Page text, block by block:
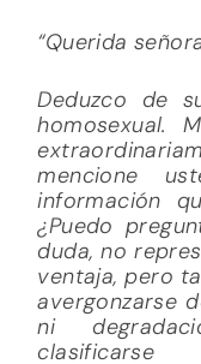
“Querida
Deduzco de
homosexual.
mencione
información
¿Puedo
duda, no
ventaja, pero
avergonzarse
ni